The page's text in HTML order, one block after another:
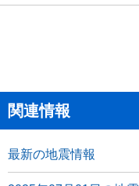
関連情報
最新の地震情報